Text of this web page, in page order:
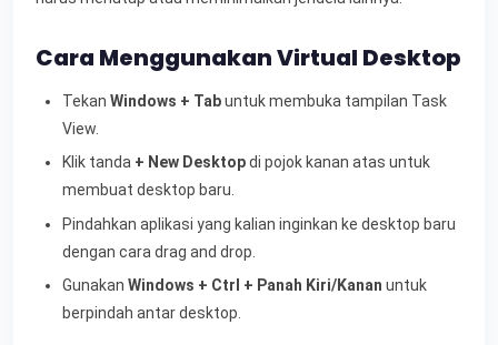
Cara Menggunakan Virtual Desktop
Tekan Windows + Tabuntuk membuka tampilan Task
View.
Klik tanda + New Desktopdi pojok kanan atas untuk
membuat desktop baru.
Pindahkan aplikasi yang kalian inginkan ke desktop baru
dengan cara drag and drop.
Gunakan Windows + Ctrl + Panah Kiri/Kanan untuk
berpindah antar desktop.